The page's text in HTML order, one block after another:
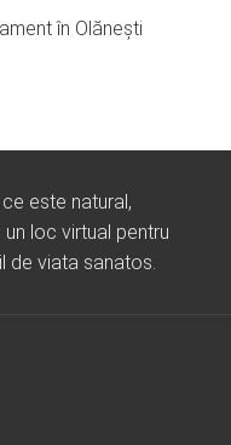
în Olănești
este natural,
loc virtual pentru
de viata sanatos.